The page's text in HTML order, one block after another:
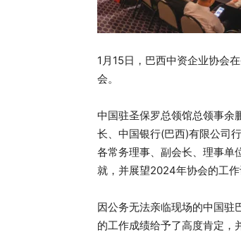
1月15日，巴西中资企业协会
会。
中国驻圣保罗总领馆总领事余
长、中国银行(巴西)有限公司
各常务理事、副会长、理事单
就，并展望2024年协会的工作
因公务无法亲临现场的中国驻
的工作成绩给予了高度肯定，